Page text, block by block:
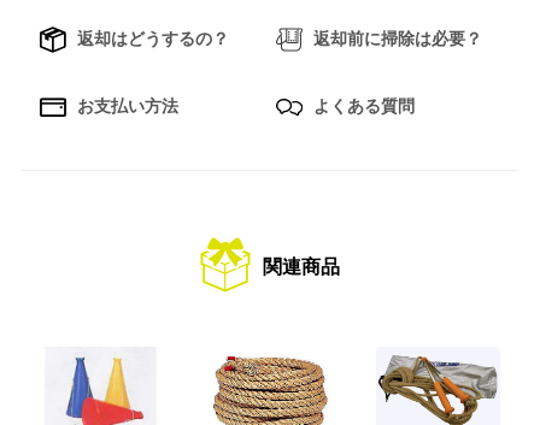
返却はどうするの？ 返却前に掃除は必要？
お支払い方法 よくある質問
関連商品